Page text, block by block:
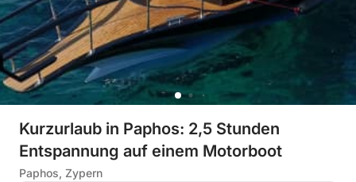
Kurzurlaub in Paphos: 2,5 Stunden
Entspannung auf einem Motorboot
Paphos, Zypern